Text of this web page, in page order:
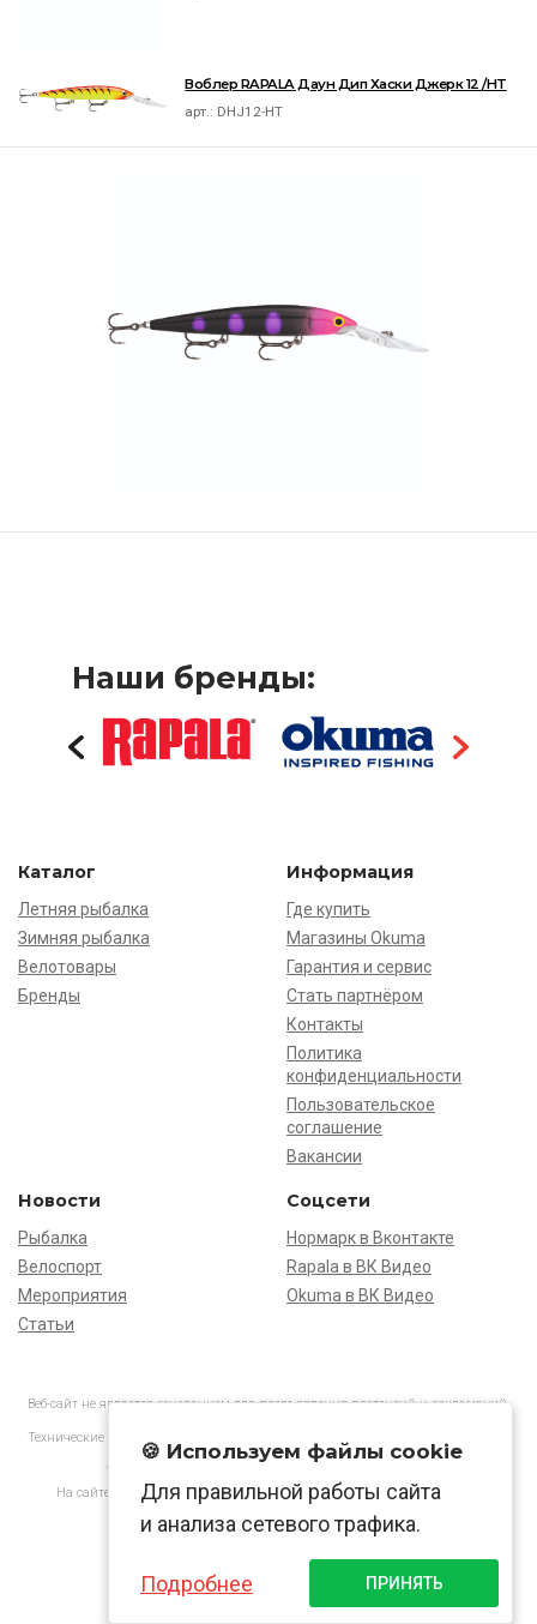
Воблер RAPALA Даун Дип Хаски Джерк 12 /HT
арт.: DHJ12-HT
Наши бренды:
Каталог
Летняя рыбалка
Зимняя рыбалка
Велотовары
Бренды
Информация
Где купить
Магазины Okuma
Гарантия и сервис
Стать партнёром
Контакты
Политика
конфиденциальности
Пользовательское
соглашение
Вакансии
Новости
Рыбалка
Велоспорт
Мероприятия
Статьи
Соцсети
Нормарк в Вконтакте
Rapala в ВК Видео
Okuma в ВК Видео
Веб-сайт не является основанием для предъявления претензий и рекламаций,
Технические характеристики товаров могут отличаться от указанных на сайте.
АО «Нормарк» ИНН 7728172512 ОГРН 1037739603505
На сайте применяютсярекомендательные технологиив соответствии
🍪 Используем файлы cookie
Для правильной работы сайта
и анализа сетевого трафика.
Подробнее ПРИНЯТЬ